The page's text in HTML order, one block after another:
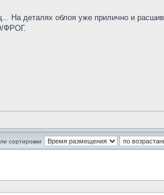
На деталях облоя уже прилично и
ФРОГ.
сортировки